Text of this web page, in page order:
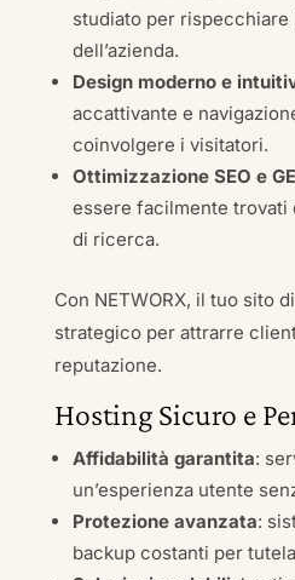
studiato per rispecchiare
dell’azienda.
Design moderno e
accattivante e
coinvolgere i visitatori.
Ottimizzazione SEO e
essere facilmente trovati
di ricerca.
Con NETWORX, il tuo sito
strategico per attrarre
reputazione.
Hosting Sicuro e
Affidabilità garantita:
un’esperienza utente
Protezione avanzata:
backup costanti per